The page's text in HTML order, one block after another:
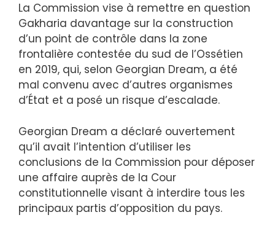
La Commission vise à remettre en question
Gakharia davantage sur la construction
d’un point de contrôle dans la zone
frontalière contestée du sud de l’Ossétien
en 2019, qui, selon Georgian Dream, a été
mal convenu avec d’autres organismes
d’État et a posé un risque d’escalade.
Georgian Dream a déclaré ouvertement
qu’il avait l’intention d’utiliser les
conclusions de la Commission pour déposer
une affaire auprès de la Cour
constitutionnelle visant à interdire tous les
principaux partis d’opposition du pays.